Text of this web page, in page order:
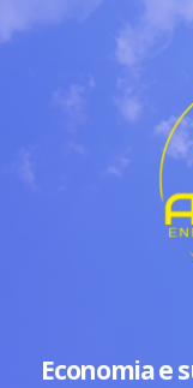
Economia e